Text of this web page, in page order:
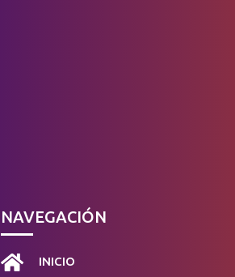
NAVEGACIÓN
 INICIO